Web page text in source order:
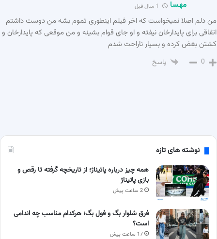
مهسا
من دلم اصلا نمیخواست که اخر فیلم اینطوری تموم بشه من دوست داشتم
اتفاقی برای پایدارخان نیفته و او جای قوام بشینه و من موقعی که پایدارخان و
کشتن بغض کرده و بسیار ناراحت شدم
0 پاسخ
نوشته های تازه
همه چیز درباره پاتیناژ؛ از تاریخچه گرفته تا رقص و
بازی پاتیناژ
2 ساعت پیش
فرق شلوار بگ و فول بگ؛ هرکدام مناسب چه اندامی
است؟
17 ساعت پیش